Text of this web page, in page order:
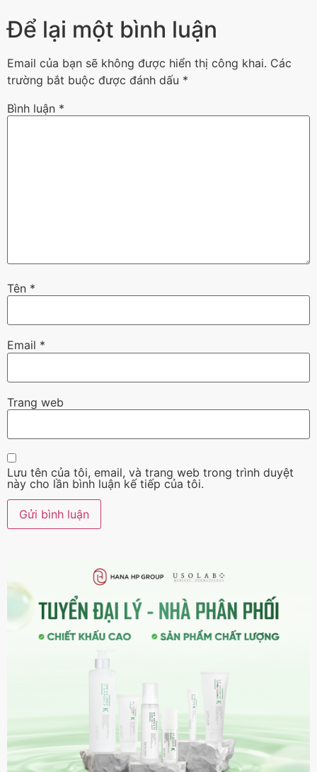
Để lại một bình luận
Email của bạn sẽ không được hiển thị công khai. Các
trường bắt buộc được đánh dấu *
Bình luận *
Tên *
Email *
Trang web
Lưu tên của tôi, email, và trang web trong trình duyệt
này cho lần bình luận kế tiếp của tôi.